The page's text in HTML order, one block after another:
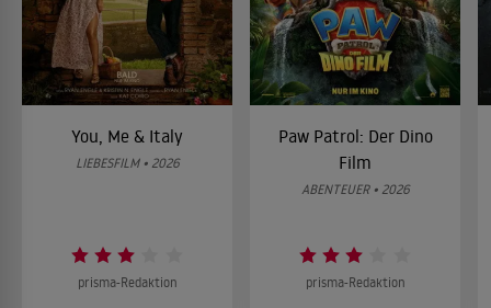
You, Me & Italy
LIEBESFILM • 2026
prisma-Redaktion
Paw Patrol: Der Dino
Film
ABENTEUER • 2026
prisma-Redaktion